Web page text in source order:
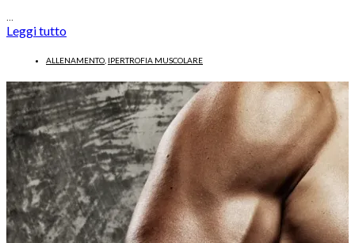
Leggi tutto
ALLENAMENTO IPERTROFIA MUSCOLARE